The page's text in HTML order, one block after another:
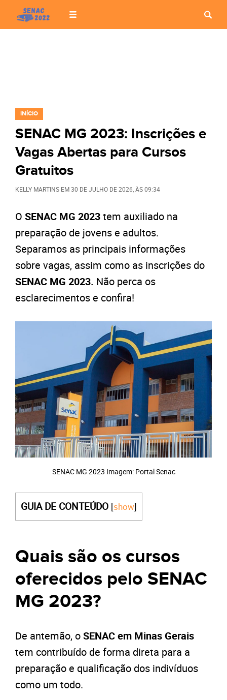
INÍCIO
SENAC MG 2023: Inscrições e
Vagas Abertas para Cursos
Gratuitos
KELLY MARTINS EM30 DE JULHO DE 2026 , ÀS09:34
O SENAC MG 2023tem auxiliado na
preparação de jovens e adultos.
Separamos as principais informações
sobre vagas, assim como as inscrições do
SENAC MG 2023. Não perca os
esclarecimentos e confira!
SENAC MG 2023 Imagem: Portal Senac
GUIA DE CONTEÚDO [show]
Quais são os cursos
oferecidos pelo SENAC
MG 2023?
De antemão, oSENAC em Minas Gerais
tem contribuído de forma direta para a
preparação e qualificação dos indivíduos
como um todo.